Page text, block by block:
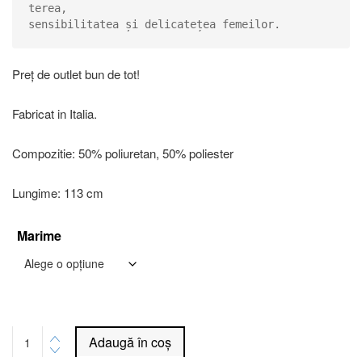
terea,
sensibilitatea și delicatețea femeilor.
Preț de outlet bun de tot!
Fabricat in Italia.
Compozitie: 50% poliuretan, 50% poliester
Lungime: 113 cm
Marime
Adaugă în coș